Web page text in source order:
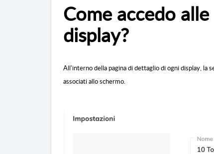
Come accedo
display?
All'interno della pagina di dettaglio di ogni display, la
associati allo schermo.